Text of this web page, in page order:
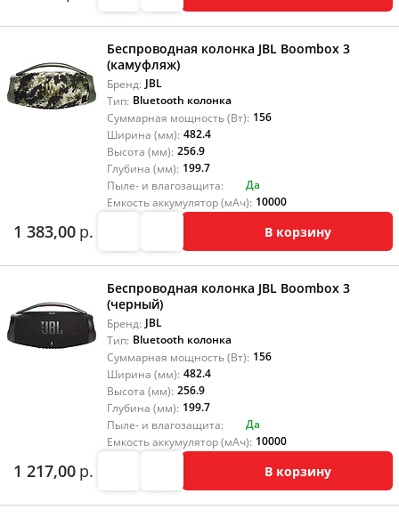
Беспроводная колонка JBL Boombox 3
(камуфляж)
Бренд: JBL
Тип: Bluetooth колонка
Суммарная мощность (Вт): 156
Ширина (мм): 482.4
Высота (мм): 256.9
Глубина (мм): 199.7
Пыле- и влагозащита:
Да
Емкость аккумулятор (мАч): 10000
1 383,00 р. В корзину
Беспроводная колонка JBL Boombox 3
(черный)
Бренд: JBL
Тип: Bluetooth колонка
Суммарная мощность (Вт): 156
Ширина (мм): 482.4
Высота (мм): 256.9
Глубина (мм): 199.7
Пыле- и влагозащита:
Да
Емкость аккумулятор (мАч): 10000
1 217,00 р. В корзину